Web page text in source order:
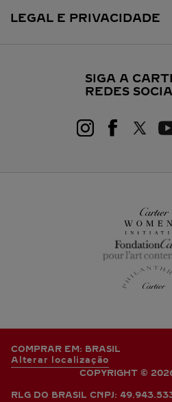
LEGAL E PRIVACIDADE
SIGA A
REDES
COMPRAR EM: BRASIL
Alterar localização
COPYRIGHT ©
RLG DO BRASIL CNPJ: